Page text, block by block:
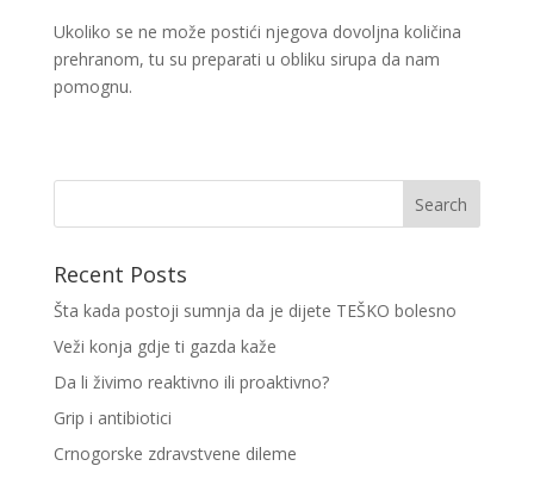
Ukoliko se ne može postići njegova dovoljna količina
prehranom, tu su preparati u obliku sirupa da nam
pomognu.
Recent Posts
Šta kada postoji sumnja da je dijete TEŠKO bolesno
Veži konja gdje ti gazda kaže
Da li živimo reaktivno ili proaktivno?
Grip i antibiotici
Crnogorske zdravstvene dileme